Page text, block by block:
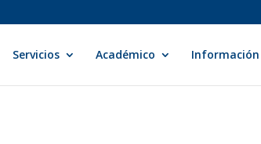
Servicios Académico Información